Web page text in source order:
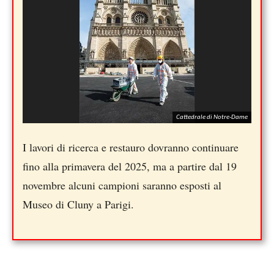
Cattedrale di Notre-Dame
I lavori di ricerca e restauro dovranno continuare
fino alla primavera del 2025, ma a partire dal 19
novembre alcuni campioni saranno esposti al
Museo di Cluny a Parigi.